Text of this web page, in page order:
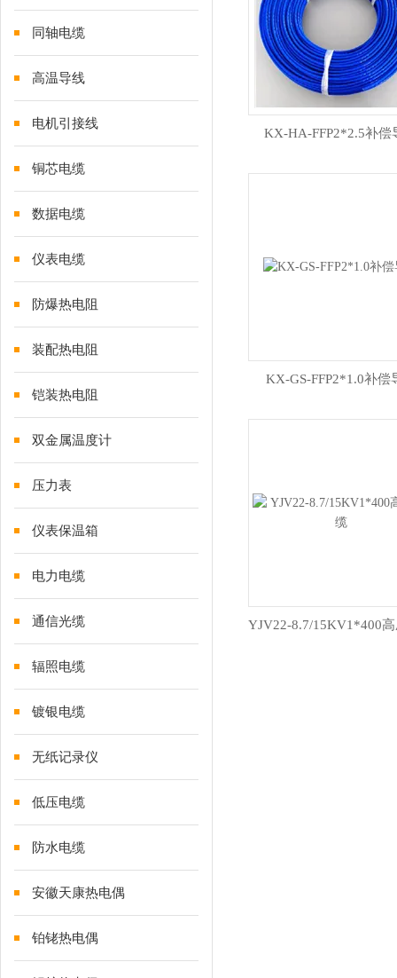
同轴电缆
高温导线
电机引接线
铜芯电缆
数据电缆
仪表电缆
防爆热电阻
装配热电阻
铠装热电阻
双金属温度计
压力表
仪表保温箱
电力电缆
通信光缆
辐照电缆
镀银电缆
无纸记录仪
低压电缆
防水电缆
安徽天康热电偶
铂铑热电偶
KX-HA-FFP2*2.5补偿
KX-GS-FFP2*1.0补偿